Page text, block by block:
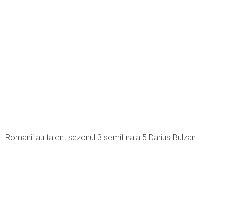
Romanii au talent sezonul 3 semifinala 5 Darius Bulzan